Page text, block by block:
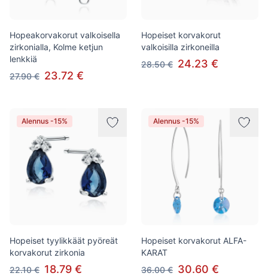
Hopeakorvakorut valkoisella
zirkonialla, Kolme ketjun
lenkkiä
27.90 € 23.72 €
Hopeiset korvakorut
valkoisilla zirkoneilla
28.50 € 24.23 €
Alennus -15%
Hopeiset tyylikkäät pyöreät
korvakorut zirkonia
22.10 € 18.79 €
Alennus -15%
Hopeiset korvakorut ALFA-
KARAT
36.00 € 30.60 €